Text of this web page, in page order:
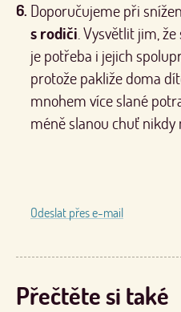
Doporučujeme při
s rodiči. Vysvětlit jim,
je potřeba i jejich
protože pakliže doma
mnohem více slané
méně slanou chuť nikdy
Odeslat přes e-mail
Přečtěte si také